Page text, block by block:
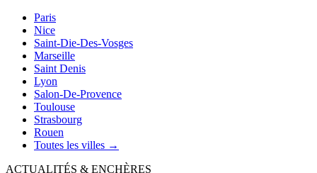
Paris
Nice
Saint-Die-Des-Vosges
Marseille
Saint Denis
Lyon
Salon-De-Provence
Toulouse
Strasbourg
Rouen
Toutes les villes →
ACTUALITÉS & ENCHÈRES